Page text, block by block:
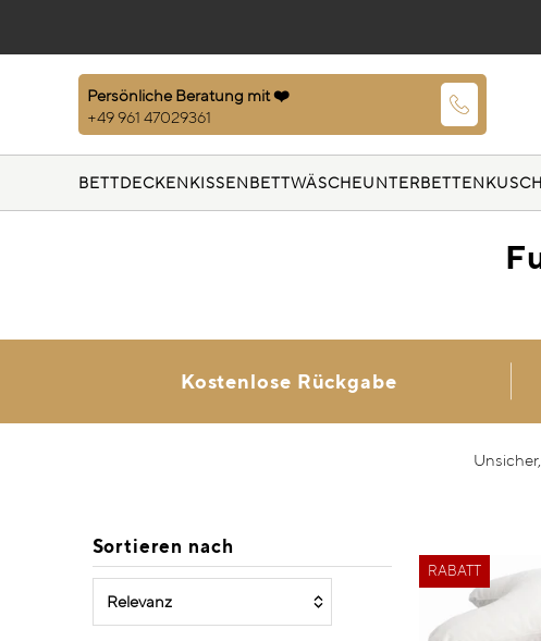
Persönliche Beratung mit ❤️
+49 961 47029361
BETTDECKENKISSENBETTWÄSCHEUNTERBETTEN
Kostenlose Rückgabe
Sortieren nach
RABATT